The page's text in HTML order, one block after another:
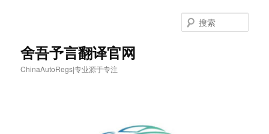
舍吾予言翻译官网
ChinaAutoRegs|专业源于专注
索